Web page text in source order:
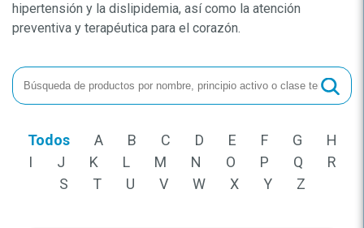
hipertensión y la dislipidemia, así como la atención
preventiva y terapéutica para el corazón.
Todos A B C D E F G
H
I
J K L M N O P Q
R
S
T U V W X Y Z